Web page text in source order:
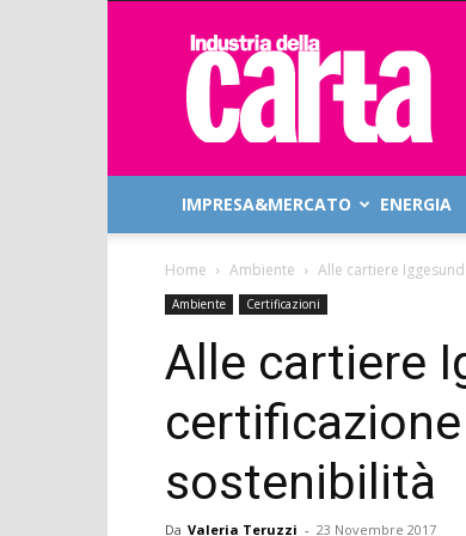
Industria
della
Carta
IMPRESA&MERCATO ENERGIA
Home Ambiente Alle cartiere
Ambiente Certificazioni
Alle cartiere
sostenibilità
Da Valeria Teruzzi - 23 Novembre 2017